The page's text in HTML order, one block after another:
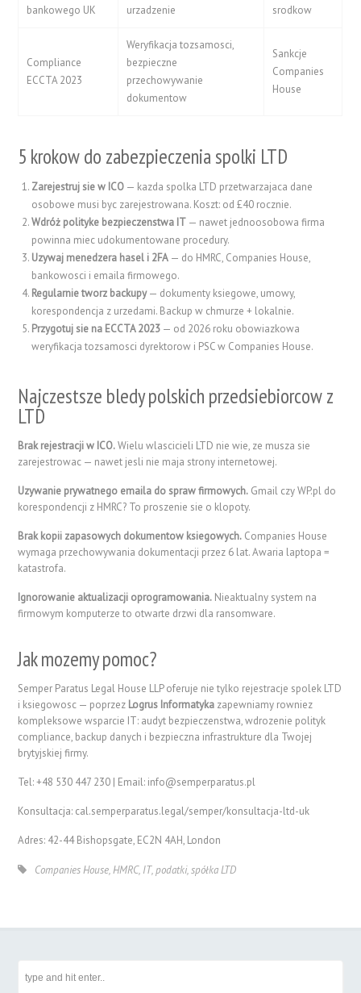
bankowego UK
urzadzenie
srodkow
Compliance
ECCTA 2023
Weryfikacja tozsamosci,
bezpieczne
przechowywanie
dokumentow
Sankcje
Companies
House
5 krokow do zabezpieczenia spolki LTD
Zarejestruj sie w ICO — kazda spolka LTD przetwarzajaca dane
osobowe musi byc zarejestrowana. Koszt: od £40 rocznie.
Wdróż polityke bezpieczenstwa IT — nawet jednoosobowa firma
powinna miec udokumentowane procedury.
Uzywaj menedzera hasel i 2FA — do HMRC, Companies House,
bankowosci i emaila firmowego.
Regularnie tworz backupy— dokumenty ksiegowe, umowy,
korespondencja z urzedami. Backup w chmurze + lokalnie.
Przygotuj sie na ECCTA 2023 — od 2026 roku obowiazkowa
weryfikacja tozsamosci dyrektorow i PSC w Companies House.
Najczestsze bledy polskich przedsiebiorcow z
LTD
Brak rejestracji w ICO.Wielu wlascicieli LTD nie wie, ze musza sie
zarejestrowac — nawet jesli nie maja strony internetowej.
Uzywanie prywatnego emaila do spraw firmowych. Gmail czy WP.pl do
korespondencji z HMRC? To proszenie sie o klopoty.
Brak kopii zapasowych dokumentow ksiegowych. Companies House
wymaga przechowywania dokumentacji przez 6 lat. Awaria laptopa =
katastrofa.
Ignorowanie aktualizacji oprogramowania. Nieaktualny system na
firmowym komputerze to otwarte drzwi dla ransomware.
Jak mozemy pomoc?
Semper Paratus Legal House LLP oferuje nie tylko rejestracje spolek LTD
i ksiegowosc — poprzez Logrus Informatyka zapewniamy rowniez
kompleksowe wsparcie IT: audyt bezpieczenstwa, wdrozenie polityk
compliance, backup danych i bezpieczna infrastrukture dla Twojej
brytyjskiej firmy.
Tel: +48 530 447 230 | Email: info@semperparatus.pl
Konsultacja: cal.semperparatus.legal/semper/konsultacja-ltd-uk
Adres: 42-44 Bishopsgate, EC2N 4AH, London
Companies House,HMRC, IT,podatki,spółka LTD